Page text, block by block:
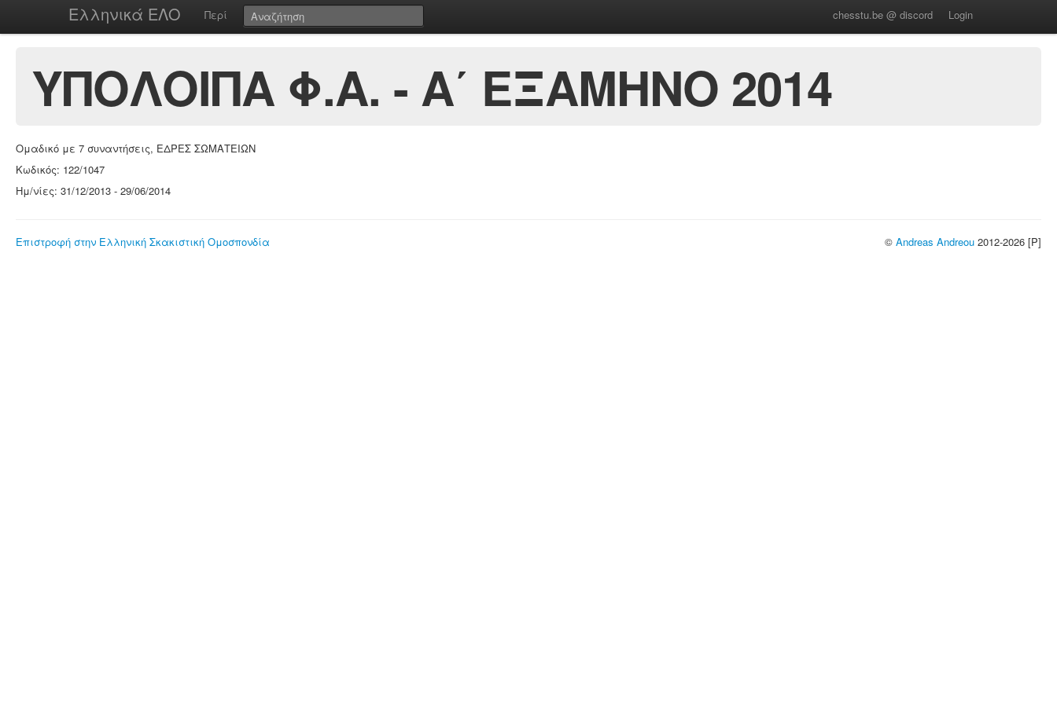
Ελληνικά ΕΛΟ Περί chesstu.be @ discord Login
ΥΠΟΛΟΙΠΑ Φ.Α. - Α΄ ΕΞΑΜΗΝΟ 2014
Ομαδικό με 7 συναντήσεις, ΕΔΡΕΣ ΣΩΜΑΤΕΙΩΝ
Κωδικός: 122/1047
Ημ/νίες: 31/12/2013 - 29/06/2014
Επιστροφή στην Ελληνική Σκακιστική Ομοσπονδία © Andreas Andreou 2012-2026 [P]